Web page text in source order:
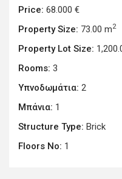
Price: 68.000 €
Property Size: 73.00 m2
Property Lot Size:
Rooms: 3
Υπνοδωμάτια: 2
Μπάνια: 1
Structure Type: Brick
Floors No: 1